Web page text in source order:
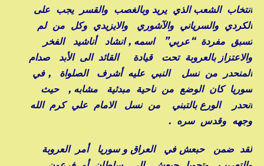
انتخاب الشعب الذي يريد وبالغصب والقسر يجب على
الكردي والسرياني والآشوري والايزيدي وكل من لم
تسبق مفردة “عربي” اسمه , انشاد أناشيد الفخر
والاعتزاز بالعروبة تحت قيادة القائد الى الأبد صدام
المنحدر من نسل النبي عليه أشرف الصلواة , في
سوريا كان الوضع من ناحية مبدئية مشابه , حيث
انحدر الورع بالتبني من نسل الامام علي كرم الله
وجهه وقدس سره .
لقد ضمن حبعش في العراق و سوريا أمر العروبة